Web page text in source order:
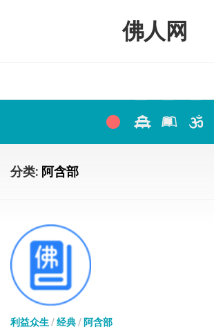
佛人网
分类: 阿含部
利益众生 /经典/ 阿含部